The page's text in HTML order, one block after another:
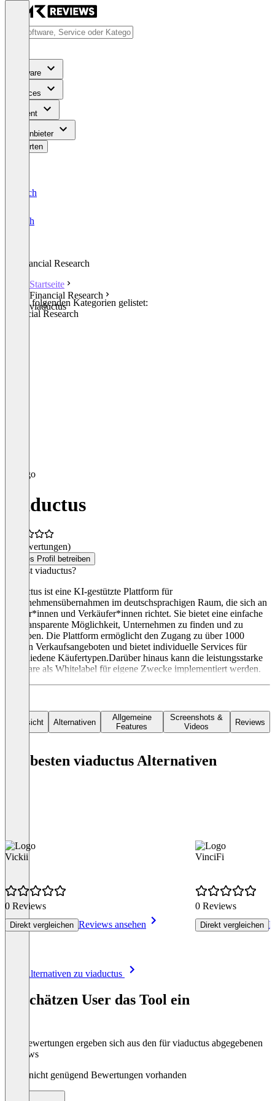
Software
Services
Content
Für Anbieter
Bewerten
Deutsch
English
Financial Research
Startseite
Financial Research
viaductus
In den folgenden Kategorien gelistet:
Financial Research
viaductus
(0 Bewertungen)
Dieses Profil betreiben
Was ist viaductus?
viaductus ist eine KI-gestützte Plattform für
Unternehmensübernahmen im deutschsprachigen Raum, die sich an
Käufer*innen und Verkäufer*innen richtet. Sie bietet eine einfache
und transparente Möglichkeit, Unternehmen zu finden und zu
erwerben. Die Plattform ermöglicht den Zugang zu über 1000
aktiven Verkaufsangeboten und bietet individuelle Services für
verschiedene Käufertypen.Darüber hinaus kann die leistungsstarke
Software als Whitelabel für eigene Zwecke implementiert werden.
Übersicht Alternativen
Allgemeine
Features
Screenshots &
Videos
Reviews
Die besten viaductus Alternativen
Vickii
0 Reviews
Direkt vergleichen Reviews ansehen
VinciFi
0 Reviews
Direkt vergleichen
Alle Alternativen zu viaductus
So schätzen User das Tool ein
Die Bewertungen ergeben sich aus den für viaductus abgegebenen
Reviews
Noch nicht genügend Bewertungen vorhanden